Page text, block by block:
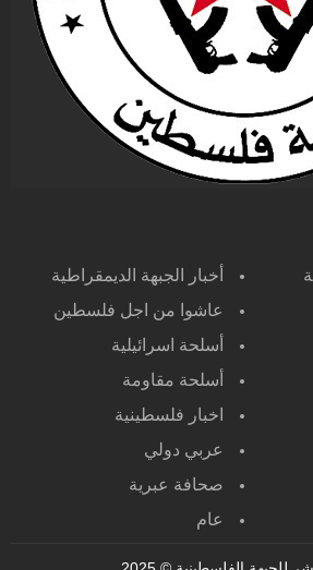
أخبار الجبهة الديمقراطية
عاشوا من اجل فلسطين
أسلحة اسرائيلية
أسلحة مقاومة
اخبار فلسطينية
عربي دولي
صحافة عبرية
عام